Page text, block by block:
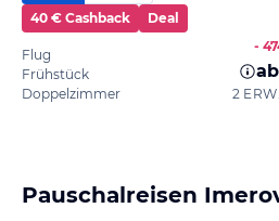
40 € Cashback
Deal
Flug
Frühstück
Doppelzimmer
-
ab
2
Pauschalreisen